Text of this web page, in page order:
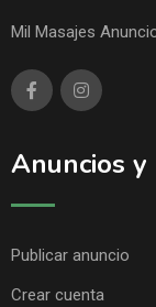
Mil Masajes
Anuncios y
Publicar anuncio
Crear cuenta